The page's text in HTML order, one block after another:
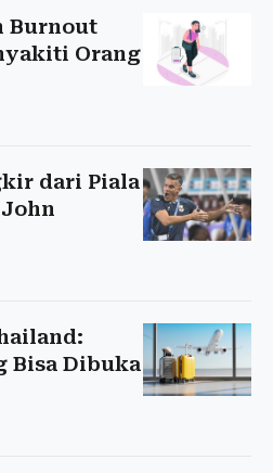
Burnout
Orang
dari Piala
John
Bisa Dibuka